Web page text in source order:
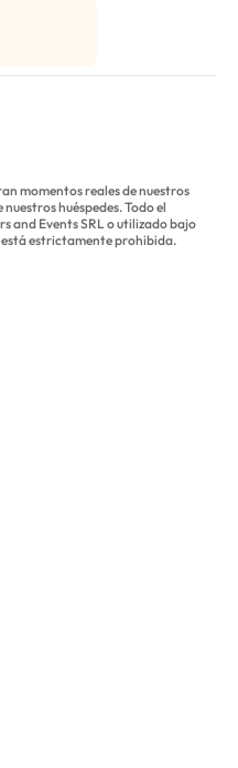
momentos reales de nuestros
huéspedes. Todo el
and Events SRL o utilizado bajo
estrictamente prohibida.